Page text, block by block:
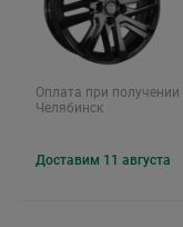
Оплата при получении
Челябинск
Доставим 11 августа